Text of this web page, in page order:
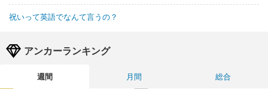
祝いって英語でなんて言うの？
アンカーランキング
週間 月間
総合